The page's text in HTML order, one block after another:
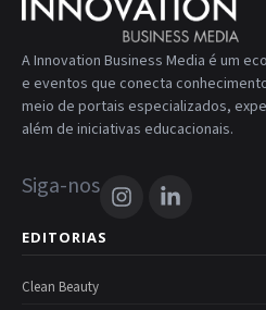
A Innovation Business Media é um
e eventos que conecta
meio de portais especializados,
além de iniciativas educacionais.
Siga-nos
EDITORIAS
Clean Beauty